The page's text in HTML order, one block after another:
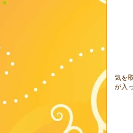
気を
が入